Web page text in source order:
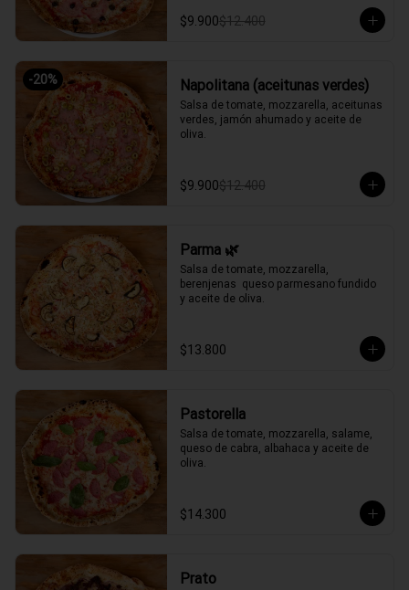
$9.900$12.400
-20% Napolitana (aceitunas verdes)
Salsa de tomate, mozzarella, aceitunas
verdes, jamón ahumado y aceite de
oliva.
$9.900$12.400
Parma 🌿
Salsa de tomate, mozzarella,
berenjenas  queso parmesano fundido
y aceite de oliva.
$13.800
Pastorella
Salsa de tomate, mozzarella, salame,
queso de cabra, albahaca y aceite de
oliva.
$14.300
Prato